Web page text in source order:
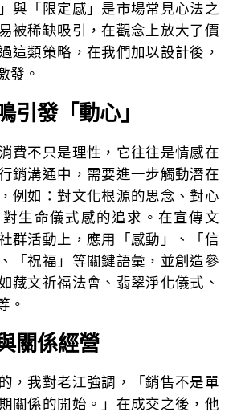
與「限定感」是市場常見心法之
被稀缺吸引，在觀念上放大了價
這類策略，在我們加以設計後，
發。
引發「動心」
費不只是理性，它往往是情感在
銷溝通中，需要進一步觸動潛在
例如：對文化根源的思念、對心
生命儀式感的追求。在宣傳文
群活動上，應用「感動」、「信
「祝福」等關鍵語彙，並創造參
藏文祈福法會、翡翠淨化儀式、
。
關係經營
，我對老江強調，「銷售不是單
關係的開始。」在成交之後，他